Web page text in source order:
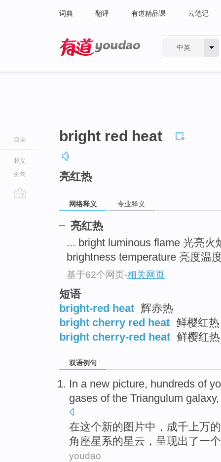
词典 翻译 有道精品课 云笔记
中英
目录
释义
例句
bright red heat
亮红热
网络释义 专业释义
亮红热
... bright luminous flame 光亮火
brightness temperature 亮度温
基于62个网页-相关网页
短语
bright-red heat 辉赤热
bright cherry red heat 鲜樱红热
bright cherry-red heat 鲜樱红热
双语例句
In a new picture, hundreds of
gases ofthe Triangulum galaxy
在这个新的 图片中 ， 成千 上万的
角 座星系的星云，呈现出了一个
youdao